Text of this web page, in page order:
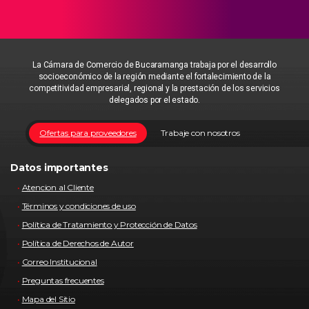
La Cámara de Comercio de Bucaramanga trabaja por el desarrollo
socioeconómico de la región mediante el fortalecimiento de la
competitividad empresarial, regional y la prestación de los servicios
delegados por el estado.
Trabaje con nosotros
Ofertas para proveedores
Datos importantes
Atencion al Cliente
Términos y condiciones de uso
Política de Tratamiento y Protección de Datos
Política de Derechos de Autor
Correo Institucional
Preguntas frecuentes
Mapa del Sitio